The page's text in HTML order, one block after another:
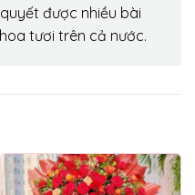
được nhiều bài
tươi trên cả nước.